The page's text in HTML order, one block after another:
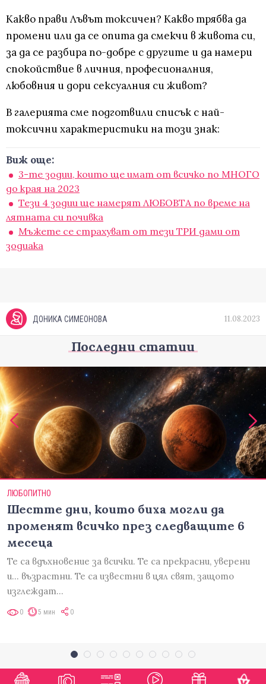
Какво прави Лъвът токсичен? Какво трябва да
промени или да се опита да смекчи в живота си,
за да се разбира по-добре с другите и да намери
спокойствие в личния, професионалния,
любовния и дори сексуалния си живот?
В галерията сме подготвили списък с най-
токсични характеристики на този знак:
Виж още:
3-те зодии, които ще имат от всичко по МНОГО
до края на 2023
Тези 4 зодии ще намерят ЛЮБОВТА по време на
лятната си почивка
Мъжете се страхуват от тези ТРИ дами от
зодиака
ДОНИКА СИМЕОНОВА 11.08.2023
Последни статии
ЛЮБОПИТНО
Шестте дни, които биха могли да
променят всичко през следващите 6
месеца
Те са вдъхновение за всички. Те са прекрасни, уверени
и... възрастни. Те са известни в цял свят, защото
изглеждат…
0 5 мин 0